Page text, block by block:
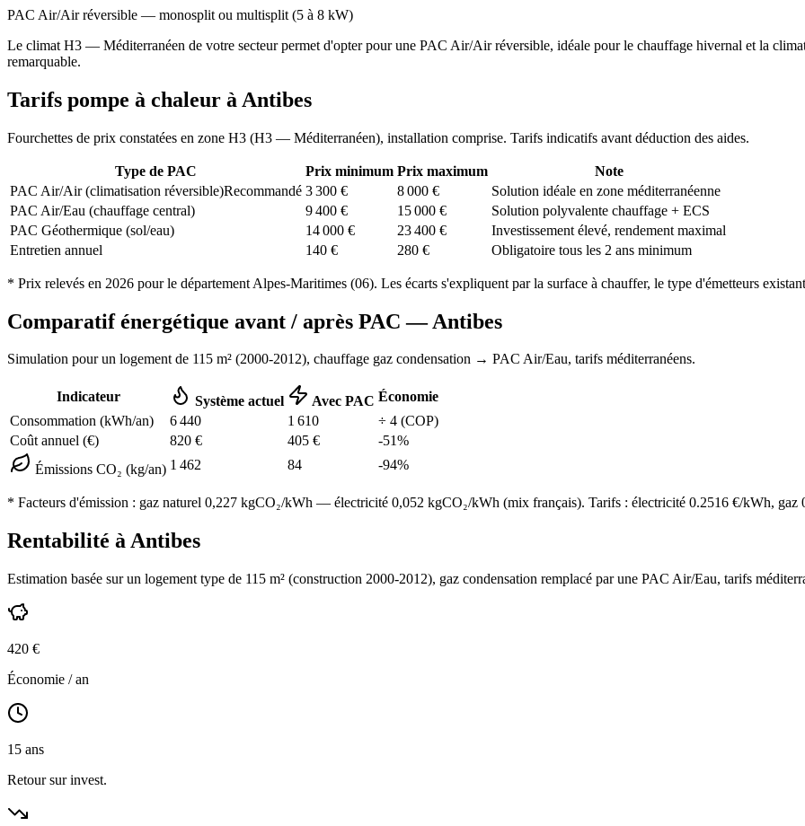
PAC Air/Air réversible — monosplit ou multisplit (5 à 8 kW)
Le climat H3 — Méditerranéen de votre secteur permet d'opter pour une PAC Air/Air réversible, idéale pour le chauffage hivernal et la
remarquable.
Tarifs pompe à chaleur à Antibes
Fourchettes de prix constatées en zone H3 (H3 — Méditerranéen), installation comprise. Tarifs indicatifs avant déduction des aides.
Type de PAC Prix minimum Prix maximum
Note
PAC Air/Air (climatisation réversible)Recommandé 3 300 € 8 000 €
Solution idéale en zone méditerranéenne
PAC Air/Eau (chauffage central)
9 400 € 15 000 €
Solution polyvalente chauffage + ECS
PAC Géothermique (sol/eau)
14 000 € 23 400 €
Investissement élevé, rendement maximal
Entretien annuel
140 € 280 € Obligatoire tous les 2 ans minimum
* Prix relevés en 2026 pour le département Alpes-Maritimes (06). Les écarts s'expliquent par la surface à chauffer, le type d'émetteurs
Comparatif énergétique avant / après PAC —Antibes
Simulation pour un logement de 115 m² (2000-2012), chauffage gaz condensation → PAC Air/Eau, tarifs méditerranéens.
Indicateur Système actuel Avec PAC Économie
Consommation (kWh/an)
6 440 1 610 ÷ 4 (COP)
Coût annuel (€)
820 € 405 € -51%
Émissions CO₂ (kg/an) 1 462 84 -94%
* Facteurs d'émission : gaz naturel 0,227 kgCO₂/kWh — électricité 0,052 kgCO₂/kWh (mix français). Tarifs : électricité 0.2516 €/kWh, gaz
Rentabilité àAntibes
Estimation basée sur un logement type de 115 m² (construction 2000-2012), gaz condensation remplacé par une PAC Air/Eau, tarifs
420 €
Économie / an
15 ans
Retour sur invest.